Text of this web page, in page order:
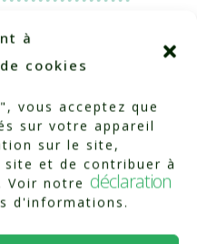
à
cookies
vous acceptez que
sur votre appareil
sur le site,
et de contribuer à
Voir notre déclaration
d'informations.